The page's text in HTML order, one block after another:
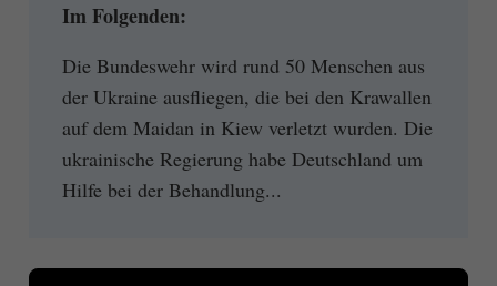
Im Folgenden:
Die Bundeswehr wird rund 50 Menschen aus
der Ukraine ausfliegen, die bei den Krawallen
auf dem Maidan in Kiew verletzt wurden. Die
ukrainische Regierung habe Deutschland um
Hilfe bei der Behandlung...